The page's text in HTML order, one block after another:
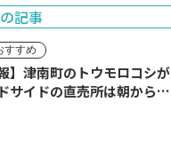
記事
すすめ
】津南町のトウモロコシが
サイドの直売所は朝から長